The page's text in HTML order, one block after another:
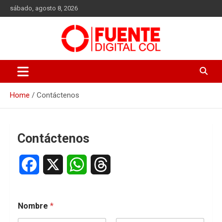
to
sábado, agosto 8, 2026
Fuente Digital Col
Home Contáctenos
Contáctenos
c
Nombre *